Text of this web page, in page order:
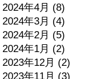
2024年4月 (8)
2024年3月 (4)
2024年2月 (5)
2024年1月 (2)
2023年12月 (2)
2023年11月 (3)